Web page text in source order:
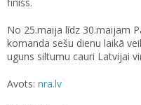
No 25.maija līdz 30.maijam
komanda sešu dienu laikā
uguns siltumu cauri Latvijai
Avots: nra.lv